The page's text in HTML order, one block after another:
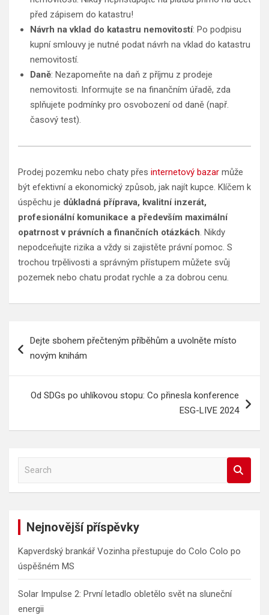
před zápisem do katastru!
Návrh na vklad do katastru nemovitostí: Po podpisu
kupní smlouvy je nutné podat návrh na vklad do katastru
nemovitostí.
Daně: Nezapomeňte na daň z příjmu z prodeje
nemovitosti. Informujte se na finančním úřadě, zda
splňujete podmínky pro osvobození od daně (např.
časový test).
Prodej pozemku nebo chaty přes internetový bazar může
být efektivní a ekonomický způsob, jak najít kupce. Klíčem k
úspěchu je důkladná příprava, kvalitní inzerát,
profesionální komunikace a především maximální
opatrnost v právních a finančních otázkách. Nikdy
nepodceňujte rizika a vždy si zajistěte právní pomoc. S
trochou trpělivosti a správným přístupem můžete svůj
pozemek nebo chatu prodat rychle a za dobrou cenu.
proDejte sbohem přečteným příběhům a uvolněte místo
novým knihám
Od SDGs po uhlíkovou stopu: Co přinesla konference
ESG-LIVE 2024
a
Nejnovější příspěvky
Kapverdský brankář Vozinha přestupuje do Colo Colo po
úspěšném MS
Solar Impulse 2: První letadlo obletělo svět na sluneční
energii